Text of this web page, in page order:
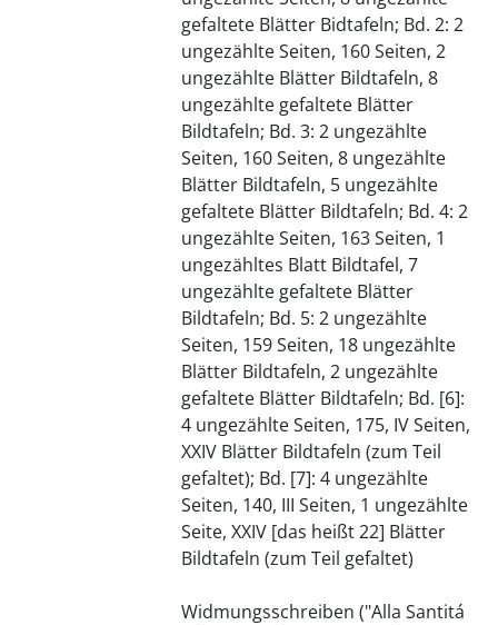
gefaltete Blätter Bidtafeln; Bd. 2: 2
ungezählte Seiten, 160 Seiten, 2
ungezählte Blätter Bildtafeln, 8
ungezählte gefaltete Blätter
Bildtafeln; Bd. 3: 2 ungezählte
Seiten, 160 Seiten, 8 ungezählte
Blätter Bildtafeln, 5 ungezählte
gefaltete Blätter Bildtafeln; Bd. 4: 2
ungezählte Seiten, 163 Seiten, 1
ungezähltes Blatt Bildtafel, 7
ungezählte gefaltete Blätter
Bildtafeln; Bd. 5: 2 ungezählte
Seiten, 159 Seiten, 18 ungezählte
Blätter Bildtafeln, 2 ungezählte
gefaltete Blätter Bildtafeln; Bd. [6]:
4 ungezählte Seiten, 175, IV Seiten,
XXIV Blätter Bildtafeln (zum Teil
gefaltet); Bd. [7]: 4 ungezählte
Seiten, 140, III Seiten, 1 ungezählte
Seite, XXIV [das heißt 22] Blätter
Bildtafeln (zum Teil gefaltet)
Widmungsschreiben ("Alla Santitá